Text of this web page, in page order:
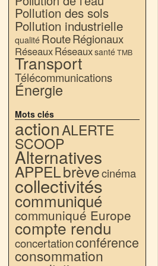
Pollution des sols
Pollution industrielle
qualité RouteRégionaux
RéseauxRéseauxsantéTMB
Transport
Télécommunications
Énergie
Mots clés
actionALERTE
SCOOP
Alternatives
APPELbrèvecinéma
collectivités
communiqué
communiqué Europe
compte rendu
concertationconférence
consommation